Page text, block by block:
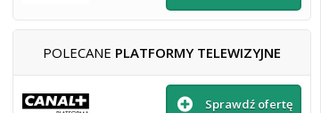
POLECANE PLATFORMY TELEWIZYJNE
Sprawdź ofertę